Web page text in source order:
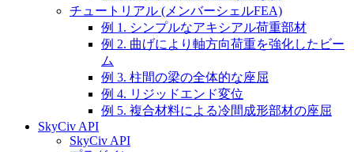
チュートリアル (メンバーシェルFEA)
例 1. シンプルなアキシアル荷重部材
例 2. 曲げにより軸方向荷重を強化したビー
ム
例 3. 柱間の梁の全体的な座屈
例 4. リジッドエンド変位
例 5. 複合材料による冷間成形部材の座屈
SkyCiv API
SkyCiv API